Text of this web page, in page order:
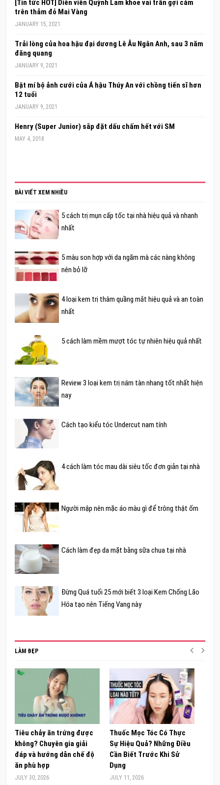
[Tin tức HOT] Diễn viên Quỳnh Lam khoe vai trần gợi cảm
trên thảm đỏ Mai Vàng
JANUARY 15, 2021
Trải lòng của hoa hậu đại dương Lê Âu Ngân Anh, sau 3 năm
đăng quang
JANUARY 9, 2021
Bật mí bộ ảnh cưới của Á hậu Thúy An với chồng tiến sĩ hơn
12 tuổi
JANUARY 9, 2021
Henry (Super Junior) sắp đặt dấu chấm hết với SM
MAY 4, 2018
BÀI VIẾT XEM NHIỀU
5 cách trị mụn cấp tốc tại nhà hiệu quả và nhanh
nhất
5 màu son hợp với da ngăm mà các nàng không
nên bỏ lỡ
4 loại kem trị thâm quầng mắt hiệu quả và an toàn
nhất
5 cách làm mềm mượt tóc tự nhiên hiệu quả nhất
Review 3 loại kem trị nám tàn nhang tốt nhất hiện
nay
Cách tạo kiểu tóc Undercut nam tính
4 cách làm tóc mau dài siêu tốc đơn giản tại nhà
Người mập nên mặc áo màu gì để trông thật ốm
Cách làm đẹp da mặt bằng sữa chua tại nhà
Đừng Quá tuổi 25 mới biết 3 loại Kem Chống Lão
Hóa tạo nên Tiếng Vang này
LÀM ĐẸP
Tiêu chảy ăn trứng được
không? Chuyên gia giải
đáp và hướng dẫn chế độ
ăn phù hợp
JULY 30, 2026
Thuốc Mọc Tóc Có Thực
Sự Hiệu Quả? Những Điều
Cần Biết Trước Khi Sử
Dụng
JULY 11, 2026